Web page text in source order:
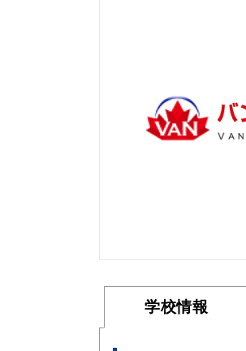
学校情報